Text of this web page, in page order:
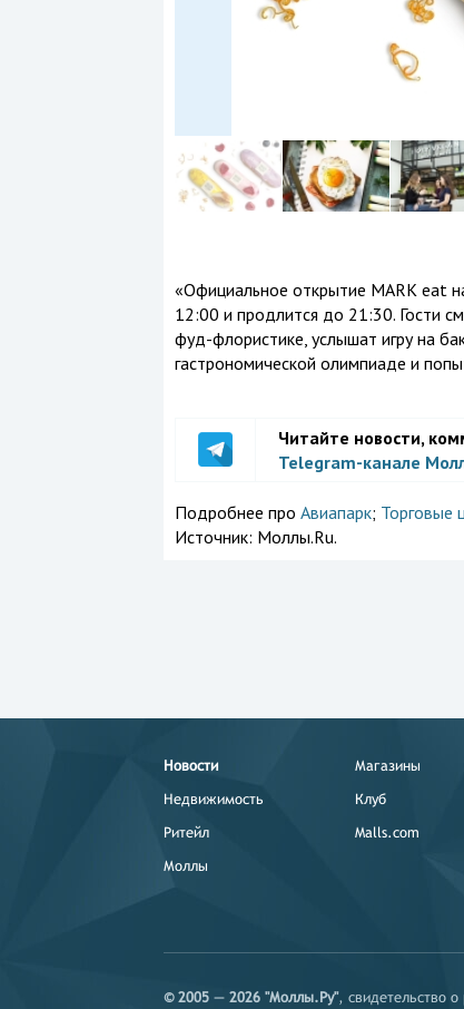
«Официальное открытие MARK eat
12:00 и продлится до 21:30. Гости
фуд-флористике, услышат игру на
гастрономической олимпиаде и
Читайте новости,
Telegram-канале
Подробнее про Авиапарк; Торговые
Источник: Моллы.Ru.
Новости
Недвижимость
Ритейл
Моллы
Магазины
Клуб
Malls.com
© 2005 — 2026 "Моллы.Ру", свидетельство